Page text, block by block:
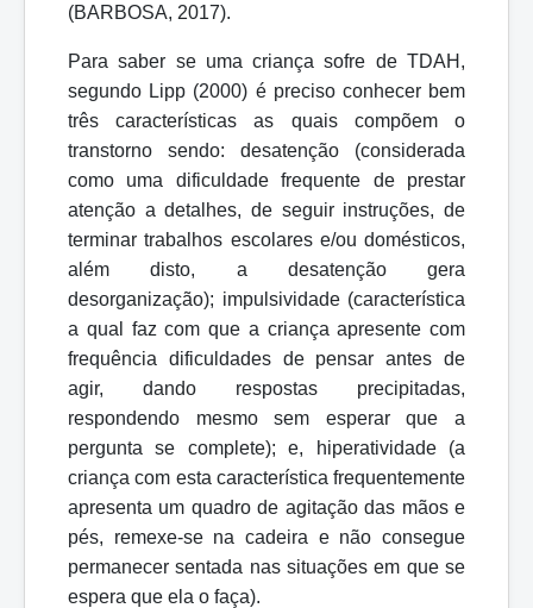
(BARBOSA, 2017).
Para saber se uma criança sofre de TDAH,
segundo Lipp (2000) é preciso conhecer bem
três características as quais compõem o
transtorno sendo: desatenção (considerada
como uma dificuldade frequente de prestar
atenção a detalhes, de seguir instruções, de
terminar trabalhos escolares e/ou domésticos,
além disto, a desatenção gera
desorganização); impulsividade (característica
a qual faz com que a criança apresente com
frequência dificuldades de pensar antes de
agir, dando respostas precipitadas,
respondendo mesmo sem esperar que a
pergunta se complete); e, hiperatividade (a
criança com esta característica frequentemente
apresenta um quadro de agitação das mãos e
pés, remexe-se na cadeira e não consegue
permanecer sentada nas situações em que se
espera que ela o faça).